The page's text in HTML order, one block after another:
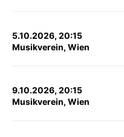
5.10.2026, 20:15
Musikverein, Wien
9.10.2026, 20:15
Musikverein, Wien